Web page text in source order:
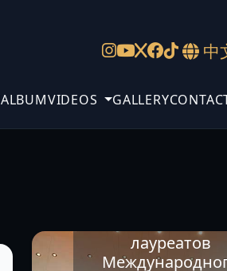
中
ALBUMVIDEOS GALLERY
лауреатов
Международного